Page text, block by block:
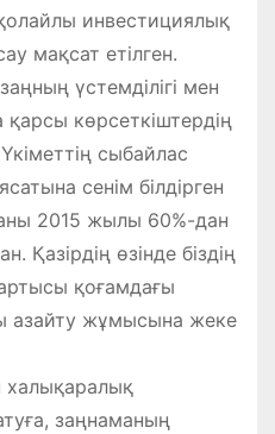
инвестициялық
мақсат етілген.
үстемділігі мен
көрсеткіштердің
сыбайлас
сенім білдірген
2015 жылы 60%-дан
Қазірдің өзінде біздің
қоғамдағы
азайту жұмысына жеке
халықаралық
заңнаманың